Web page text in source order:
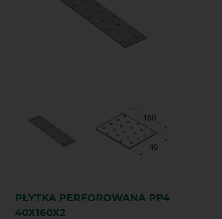
PŁYTKA PERFOROWANA PP4
40X160X2